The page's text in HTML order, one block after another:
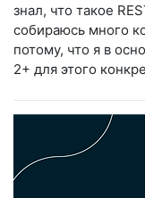
знал, что такое
собираюсь много
потому, что я в
2+ для этого